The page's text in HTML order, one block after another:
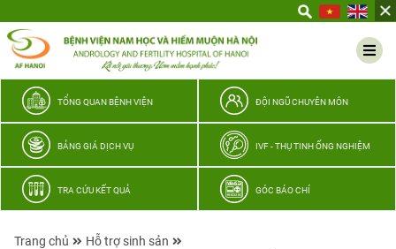
thương
TỔNG QUAN BỆNH VIỆN ĐỘI NGŨ CHUYÊN MÔN
BẢNG GIÁ DỊCH VỤ IVF - THỤ TINH ỐNG NGHIỆM
TRA CỨU KẾT QUẢ GÓC BÁO CHÍ
Trang chủ
Hỗ trợ sinh sản